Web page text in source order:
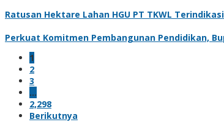
Ratusan Hektare Lahan HGU PT TKWL
Perkuat Komitmen Pembangunan Pendidikan,
1
2
3
…
2,298
Berikutnya